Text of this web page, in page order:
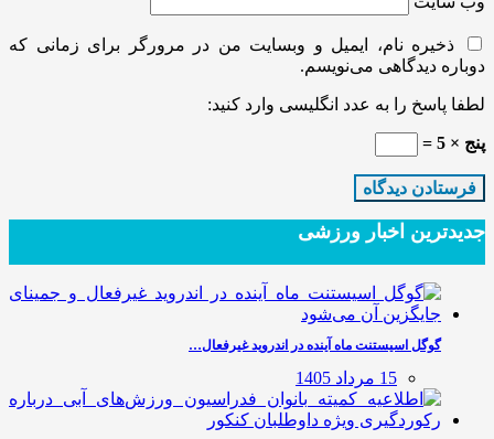
ذخیره نام، ایمیل و وبسایت من در مرورگر برای زمانی که
دوباره دیدگاهی می‌نویسم.
لطفا پاسخ را به عدد انگلیسی وارد کنید:
پنج × 5 =
جدیدترین‌ اخبار ورزشی
گوگل اسیستنت ماه آینده در اندروید غیرفعال…
15 مرداد 1405